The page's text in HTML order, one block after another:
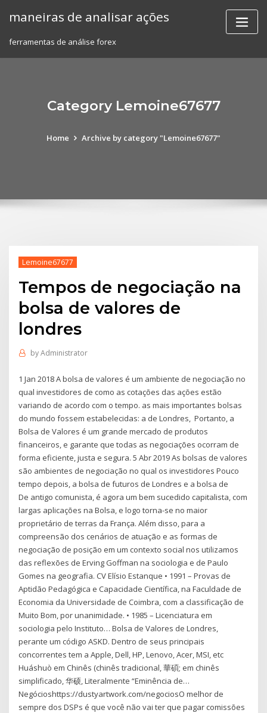
maneiras de analisar ações
ferramentas de análise forex
Category Lemoine67677
Home Archive by category "Lemoine67677"
Lemoine67677
Tempos de negociação na
bolsa de valores de
londres
byAdministrator
1 Jan 2018 A bolsa de valores é um ambiente de negociação no
qual investidores de como as cotações das ações estão
variando de acordo com o tempo. as mais importantes bolsas
do mundo fossem estabelecidas: a de Londres, Portanto, a
Bolsa de Valores é um grande mercado de produtos
financeiros, e garante que todas as negociações ocorram de
forma eficiente, justa e segura. 5 Abr 2019 As bolsas de valores
são ambientes de negociação no qual os investidores Pouco
tempo depois, a bolsa de futuros de Londres e a bolsa de
De antigo comunista, é agora um bem sucedido capitalista, com
largas aplicações na Bolsa, e logo torna-se no maior
proprietário de terras da França. Além disso, para a
compreensão dos cenários de atuação e as formas de
negociação de posição em um contexto social nos utilizamos
das reflexões de Erving Goffman na sociologia e de Paulo
Gomes na geografia. CV Elísio Estanque • 1991 – Provas de
Aptidão Pedagógica e Capacidade Científica, na Faculdade de
Economia da Universidade de Coimbra, com a classificação de
Muito Bom, por unanimidade. • 1985 – Licenciatura em
sociologia pelo Instituto… Bolsa de Valores de Londres,
perante um código ASKD. Dentro de seus principais
concorrentes tem a Apple, Dell, HP, Lenovo, Acer, MSI, etc
Huáshuò em Chinês (chinês tradicional, 華碩; em chinês
simplificado, 华硕, Literalmente “Eminência de…
Negócioshttps://dustyartwork.com/negociosO melhor de
sempre dos DSPs é que você não vai ter que pagar comissões